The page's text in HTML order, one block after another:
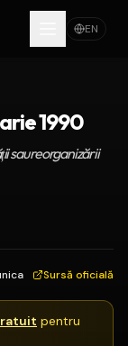
EN
1990
sau reorganizării
Sursă oficială
pentru